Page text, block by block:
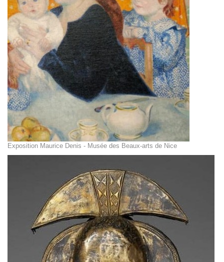
Exposition Maurice Denis - Musée des Beaux-arts de Nice